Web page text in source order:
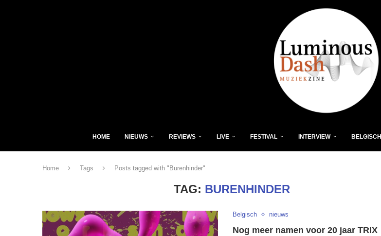
HOME NIEUWS REVIEWS LIVE FESTIVAL INTERVIEW BELGISCH
Home Tags Posts tagged with "Burenhinder"
TAG: BURENHINDER
Belgisch nieuws
Nog meer namen voor 20 jaar TRIX